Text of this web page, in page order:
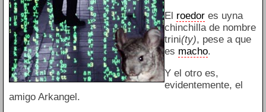
El roedores uyna
chinchilla de nombre
trini(ty), pese a que
es macho.
Y el otro es,
evidentemente, el
amigo Arkangel.